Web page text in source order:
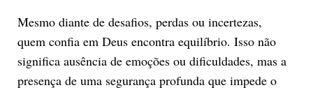
Mesmo diante de desafios, perdas ou incertezas,
quem confia em Deus encontra equilíbrio. Isso não
significa ausência de emoções ou dificuldades, mas a
presença de uma segurança profunda que impede o